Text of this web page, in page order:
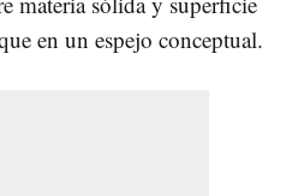
en un espejo conceptual.